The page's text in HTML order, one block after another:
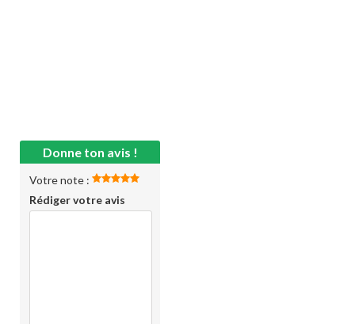
Donne ton avis !
Votre note :
Rédiger votre avis